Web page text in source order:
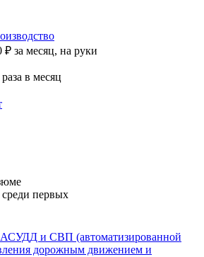
₽ за месяц, на руки
в месяц
первых
и СВП (автоматизированной
дорожным движением и